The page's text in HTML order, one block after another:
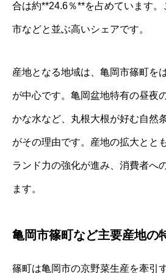
合は約**24.6％**を占めています
市などと並ぶ高いシェアです。
産地となる地域は、亀岡市篠町を
が中心です。亀岡盆地特有の昼夜
かな水など、丸根大根が好む自然
がその理由です。産地の拡大とと
ランド力の強化が進み、消費者へ
ます。
亀岡市篠町など主要産地の
篠町は亀岡市の京野菜生産を牽引